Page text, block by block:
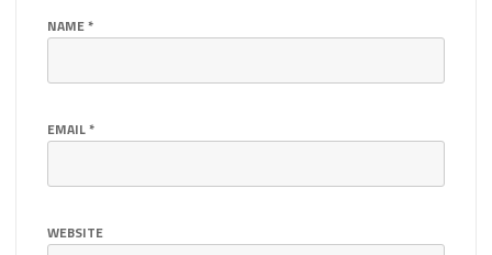
NAME*
EMAIL*
WEBSITE